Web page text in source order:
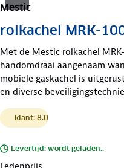
Mestic
rolkachel MRK-
Met de Mestic rolkachel
handomdraai aangenaam
mobiele gaskachel is
en diverse
klant: 8.0
Levertijd: wordt geladen..